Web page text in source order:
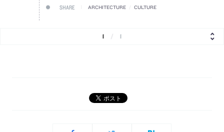
SHARE ARCHITECTURE CULTURE
1 1